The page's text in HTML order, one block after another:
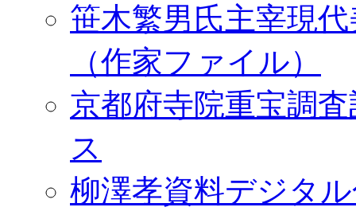
笹木繁男氏主宰現
（作家ファイル）
京都府寺院重宝調
ス
柳澤孝資料デジタ